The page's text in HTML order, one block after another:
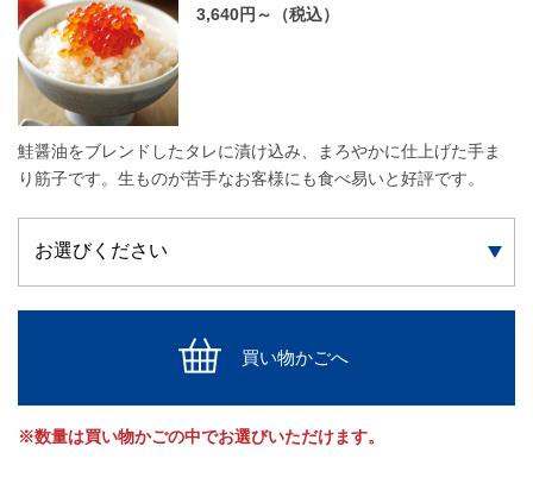
3,640円～（税込）
鮭醤油をブレンドしたタレに漬け込み、まろやかに仕上げた手ま
り筋子です。生ものが苦手なお客様にも食べ易いと好評です。
買い物かごへ
※数量は買い物かごの中でお選びいただけます。